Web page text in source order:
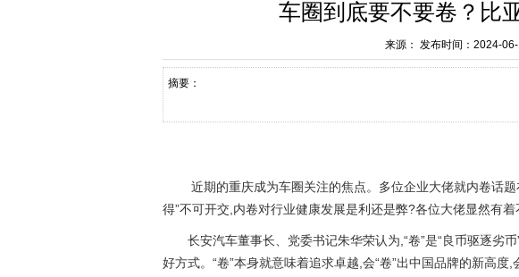
车圈到底要不要卷？比
来源： 发布时间：2024-
摘要：
近期的重庆成为车圈关注的焦点。多位企业大佬就内卷话
得”不可开交,内卷对行业健康发展是利还是弊?各位大佬显然有着
长安汽车董事长、党委书记朱华荣认为,“卷”是“良币驱逐劣
好方式。“卷”本身就意味着追求卓越,会“卷”出中国品牌的新高度